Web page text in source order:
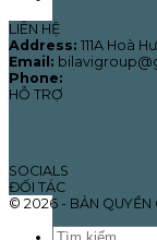
LIÊN HỆ
Address: 111A Hoà
Email:
Phone:
HỖ TRỢ
SOCIALS
ĐỐI TÁC
© 2026 - BẢN QUYỀN
Tìm